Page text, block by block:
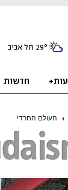
העולם החרדי